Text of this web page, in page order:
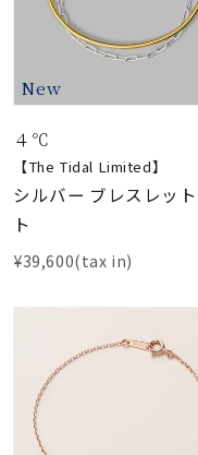
価格
在庫
New
４℃
【The Tidal Limited】
シルバー ブレスレッ
ト
¥39,600(tax in)